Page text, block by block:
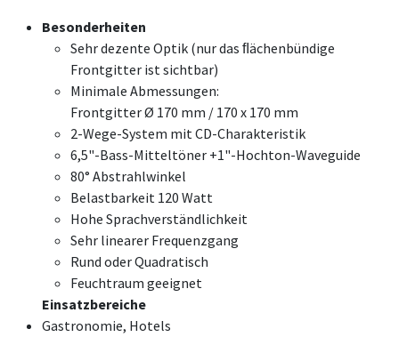
Besonderheiten
Sehr dezente Optik (nur das ﬂächenbündige
Frontgitter ist sichtbar)
Minimale Abmessungen:
Frontgitter Ø 170 mm / 170 x 170 mm
2-Wege-System mit CD-Charakteristik
6,5"-Bass-Mitteltöner +1"-Hochton-Waveguide
80° Abstrahlwinkel
Belastbarkeit 120 Watt
Hohe Sprachverständlichkeit
Sehr linearer Frequenzgang
Rund oder Quadratisch
Feuchtraum geeignet
Einsatzbereiche
Gastronomie, Hotels